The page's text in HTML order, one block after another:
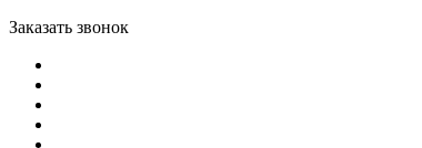
Заказать звонок